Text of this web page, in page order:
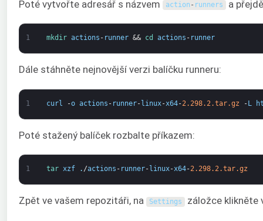
Poté vytvořte adresář s názvem action - runners a
1 mkdir actions - runner && cd actions - runner
Dále stáhněte nejnovější verzi balíčku runneru:
1 curl -o actions - runner-linux-x64-2.298.2.tar.gz -L
Poté stažený balíček rozbalte příkazem:
1 tar xzf . /actions - runner- linux-x64-2.298.2.tar.gz
Zpět ve vašem repozitáři, na Settings záložce klikněte